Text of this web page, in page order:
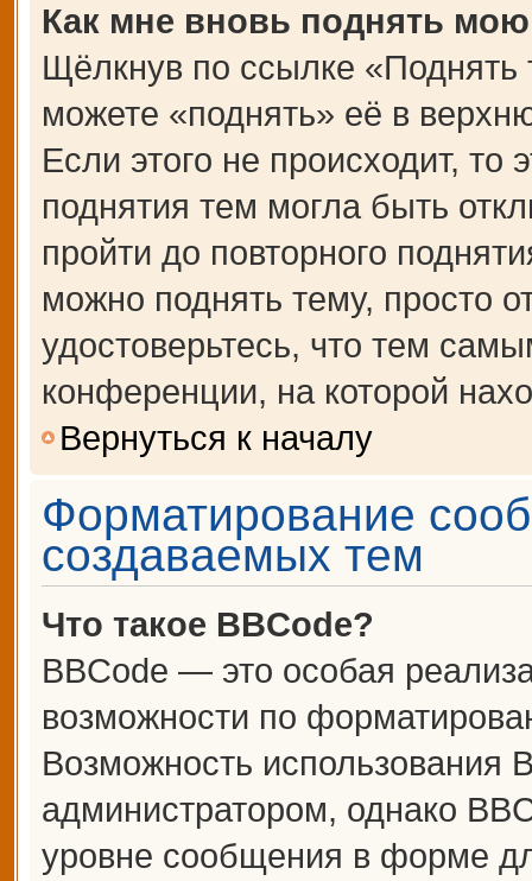
Как мне вновь поднять
Щёлкнув по ссылке
можете «поднять» её в
Если этого не происходит, то
поднятия тем могла быть
пройти до повторного
можно поднять тему, просто
удостоверьтесь, что тем
конференции, на которой
Вернуться к началу
Форматирование
создаваемых тем
Что такое BBCode?
BBCode — это особая
возможности по
Возможность использования
администратором, однако
уровне сообщения в форме